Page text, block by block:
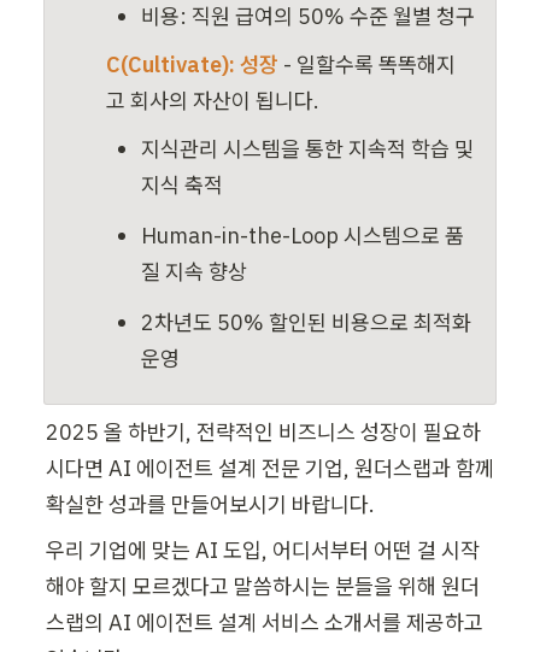
비용: 직원 급여의 50% 수준 월별 청구
C(Cultivate): 성장 - 일할수록 똑똑해지
고 회사의 자산이 됩니다.
지식관리 시스템을 통한 지속적 학습 및
지식 축적
Human-in-the-Loop 시스템으로 품
질 지속 향상
2차년도 50% 할인된 비용으로 최적화
운영
2025 올 하반기, 전략적인 비즈니스 성장이 필요하
시다면 AI 에이전트 설계 전문 기업, 원더스랩과 함께
확실한 성과를 만들어보시기 바랍니다.
우리 기업에 맞는 AI 도입, 어디서부터 어떤 걸 시작
해야 할지 모르겠다고 말씀하시는 분들을 위해 원더
스랩의 AI 에이전트 설계 서비스 소개서를 제공하고